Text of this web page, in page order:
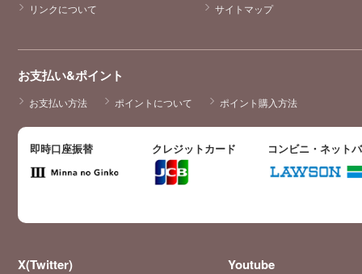
リンクについて
サイトマップ
お支払い&ポイント
お支払い方法 ポイントについて ポイント購入方法
即時口座振替 クレジットカード コンビニ・ネット
X(Twitter) Youtube